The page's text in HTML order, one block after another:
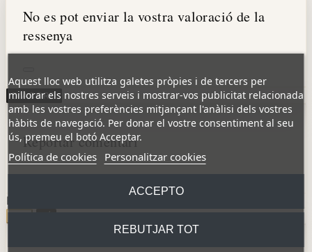
No es pot enviar la vostra valoració de la
ressenya
D'ACORD
Reportar comentari
Esteu segur que voleu reportar aquest comentari?
Aquest lloc web utilitza galetes pròpies i de tercers per
millorar els nostres serveis i mostrar-vos publicitat relacionada
amb les vostres preferències mitjançant l'anàlisi dels vostres
hàbits de navegació. Per donar el vostre consentiment al seu
ús, premeu el botó Acceptar.
Política de cookies Personalitzar cookies
REBUTJAR TOT
ACCEPTO